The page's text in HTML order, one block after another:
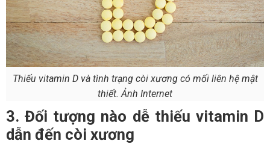
Thiếu vitamin D và tình trạng còi xương có mối liên hệ mật
thiết. Ảnh Internet
3. Đối tượng nào dễ thiếu vitamin D
dẫn đến còi xương